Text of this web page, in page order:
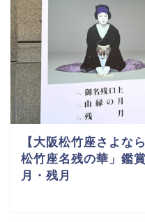
【大阪松竹座さよな
松竹座名残の華」鑑
月・残月